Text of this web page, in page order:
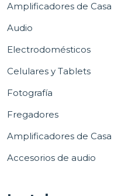
Amplificadores de Casa
Audio
Electrodomésticos
Celulares y Tablets
Fotografía
Fregadores
Amplificadores de Casa
Accesorios de audio